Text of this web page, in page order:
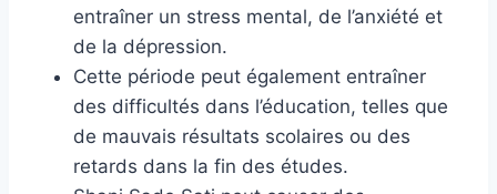
entraîner un stress mental, de l’anxiété et
de la dépression.
Cette période peut également entraîner
des difficultés dans l’éducation, telles que
de mauvais résultats scolaires ou des
retards dans la fin des études.